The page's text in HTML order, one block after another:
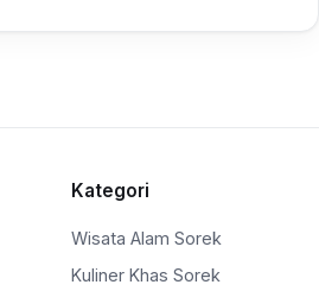
Kategori
Wisata Alam Sorek
Kuliner Khas Sorek